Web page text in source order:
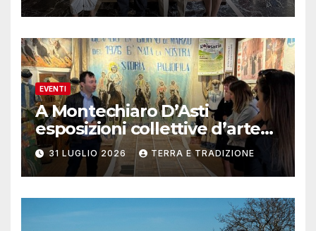
EVENTI
A Montechiaro D’Asti
esposizioni collettive d’arte
contemporanea
31 LUGLIO 2026 TERRA E TRADIZIONE